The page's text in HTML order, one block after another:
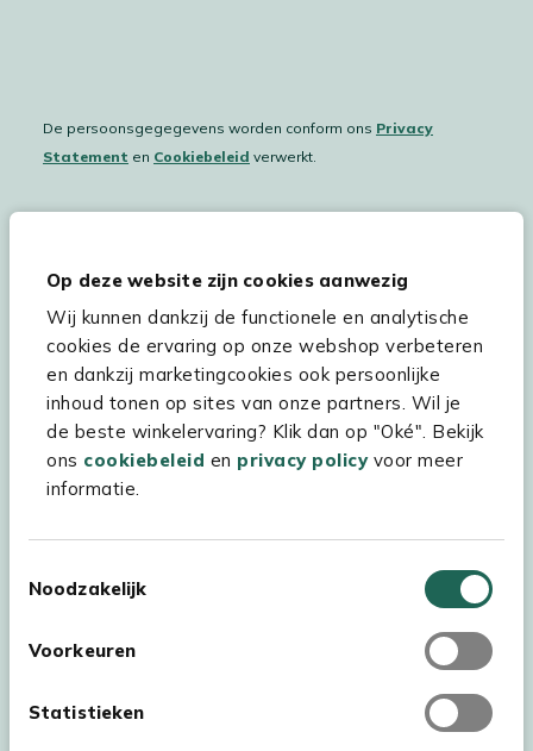
Op deze website zijn cookies aanwezig
Wij kunnen dankzij de functionele en analytische
cookies de ervaring op onze webshop verbeteren
en dankzij marketingcookies ook persoonlijke
inhoud tonen op sites van onze partners. Wil je
de beste winkelervaring? Klik dan op "Oké". Bekijk
ons cookiebeleid en privacy policyvoor meer
informatie.
Noodzakelijk
Voorkeuren
Statistieken
De persoonsgegegevens worden conform ons Privacy
Statement en Cookiebeleid verwerkt.
Hulp & service
Assortiment
Kees Smit Tuinmeubelen
Experience Stores XXL